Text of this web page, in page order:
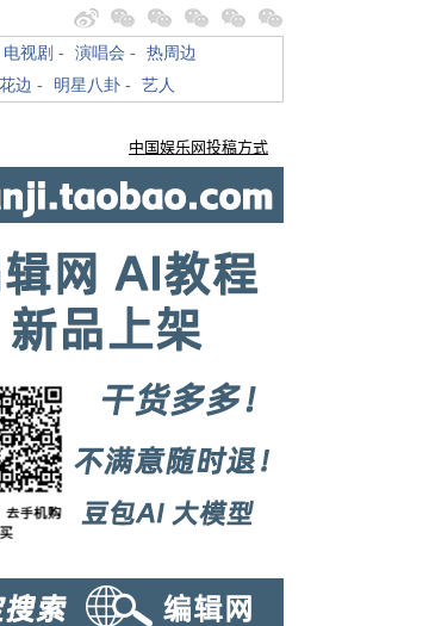
电视剧 - 演唱会 - 热周边
边 - 明星八卦 - 艺人